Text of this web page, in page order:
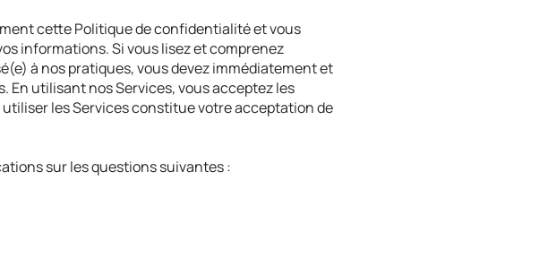
cette Politique de confidentialité et vous
informations. Si vous lisez et comprenez
à nos pratiques, vous devez immédiatement et
En utilisant nos Services, vous acceptez les
les Services constitue votre acceptation de
sur les questions suivantes :